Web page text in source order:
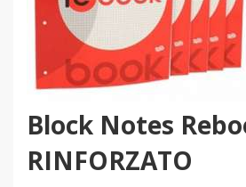
Block Notes
RINFORZATO